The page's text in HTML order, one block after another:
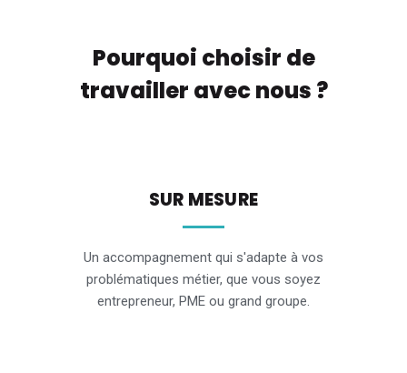
Pourquoi choisir de
travailler avec nous ?
SUR MESURE
Un accompagnement qui s'adapte à vos
problématiques métier, que vous soyez
entrepreneur, PME ou grand groupe.